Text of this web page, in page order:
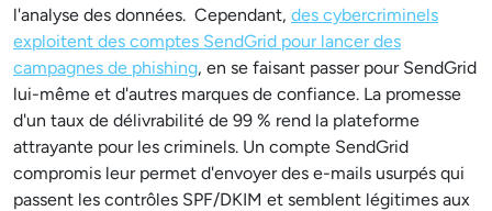
l'analyse des données. Cependant, des cybercriminels
exploitent des comptes SendGrid pour lancer des
campagnes de phishing, en se faisant passer pour SendGrid
lui-même et d'autres marques de confiance. La promesse
d'un taux de délivrabilité de 99 % rend la plateforme
attrayante pour les criminels. Un compte SendGrid
compromis leur permet d'envoyer des e-mails usurpés qui
passent les contrôles SPF/DKIM et semblent légitimes aux